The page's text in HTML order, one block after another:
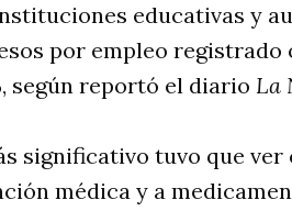
educativas y
por empleo
según reportó el diario La
significativo tuvo que
médica y a